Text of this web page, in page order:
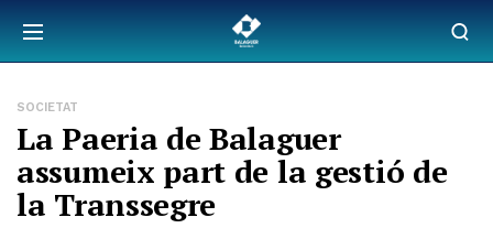
SOCIETAT
La Paeria de Balaguer
assumeix part de la gestió de
la Transsegre